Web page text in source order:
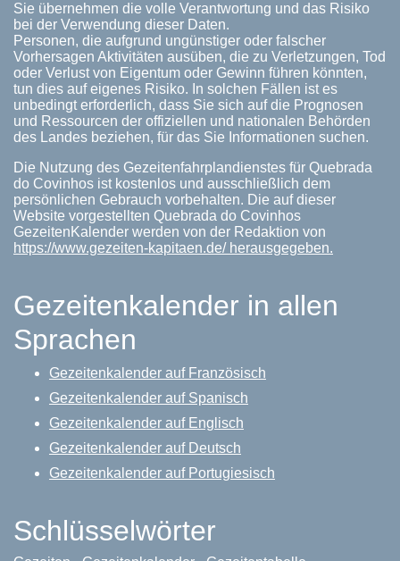
Sie übernehmen die volle Verantwortung und das Risiko
bei der Verwendung dieser Daten.
Personen, die aufgrund ungünstiger oder falscher
Vorhersagen Aktivitäten ausüben, die zu Verletzungen, Tod
oder Verlust von Eigentum oder Gewinn führen könnten,
tun dies auf eigenes Risiko. In solchen Fällen ist es
unbedingt erforderlich, dass Sie sich auf die Prognosen
und Ressourcen der offiziellen und nationalen Behörden
des Landes beziehen, für das Sie Informationen suchen.
Die Nutzung des Gezeitenfahrplandienstes für Quebrada
do Covinhos ist kostenlos und ausschließlich dem
persönlichen Gebrauch vorbehalten. Die auf dieser
Website vorgestellten Quebrada do Covinhos
GezeitenKalender werden von der Redaktion von
https://www.gezeiten-kapitaen.de/ herausgegeben.
Gezeitenkalender in allen
Sprachen
Gezeitenkalender auf Französisch
Gezeitenkalender auf Spanisch
Gezeitenkalender auf Englisch
Gezeitenkalender auf Deutsch
Gezeitenkalender auf Portugiesisch
Schlüsselwörter